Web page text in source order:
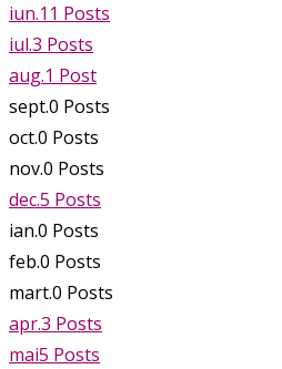
iun.11 Posts
iul.3 Posts
aug.1 Post
sept.0 Posts
oct.0 Posts
nov.0 Posts
dec.5 Posts
ian.0 Posts
feb.0 Posts
mart.0 Posts
apr.3 Posts
mai5 Posts